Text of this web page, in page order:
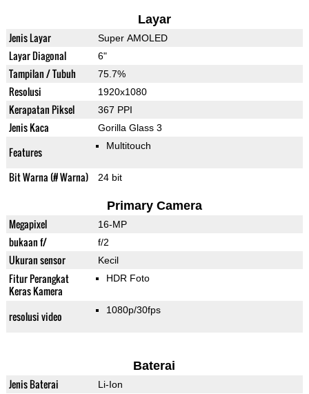
Layar
Jenis Layar Super AMOLED
Layar Diagonal 6"
Tampilan / Tubuh 75.7%
Resolusi 1920x1080
Kerapatan Piksel 367 PPI
Jenis Kaca Gorilla Glass 3
Features Multitouch
Bit Warna (# Warna) 24 bit
Primary Camera
Megapixel 16-MP
bukaan f/ f/2
Ukuran sensor Kecil
Fitur Perangkat
Keras Kamera
HDR Foto
resolusi video 1080p/30fps
Baterai
Jenis Baterai Li-Ion